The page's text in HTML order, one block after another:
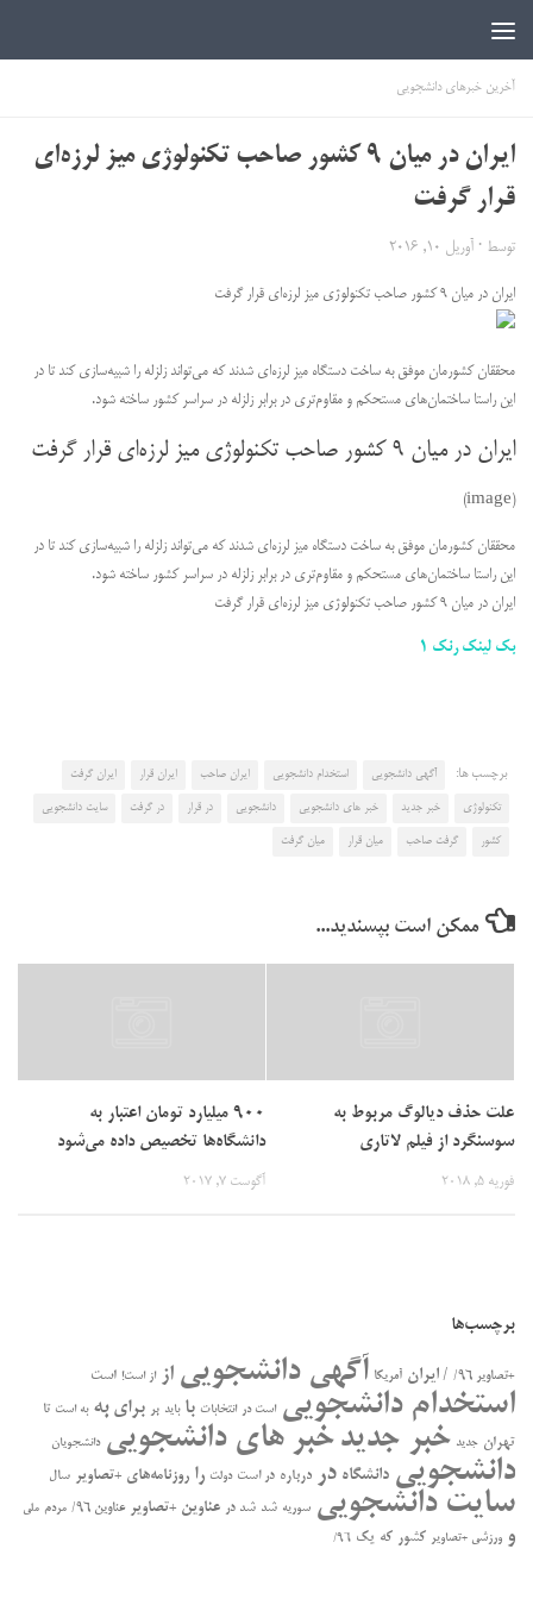
آخرین خبرهای دانشجویی
ایران در میان ۹ کشور صاحب تکنولوژی میز لرزه‌ای
قرار گرفت
توسط · آوریل 10, 2016
ایران در میان ۹ کشور صاحب تکنولوژی میز لرزه‌ای قرار گرفت
محققان کشورمان موفق به ساخت دستگاه میز لرزه‌ای شدند که می‌تواند زلزله را شبیه‌سازی کند تا در
این راستا ساختمان‌های مستحکم و مقاوم‌تری در برابر زلزله در سراسر کشور ساخته شود.
ایران در میان ۹ کشور صاحب تکنولوژی میز لرزه‌ای قرار گرفت
(image)
محققان کشورمان موفق به ساخت دستگاه میز لرزه‌ای شدند که می‌تواند زلزله را شبیه‌سازی کند تا در
این راستا ساختمان‌های مستحکم و مقاوم‌تری در برابر زلزله در سراسر کشور ساخته شود.
ایران در میان ۹ کشور صاحب تکنولوژی میز لرزه‌ای قرار گرفت
بک لینک رنک 1
برچسب ها: آگهی دانشجویی استخدام دانشجویی ایران صاحب ایران قرار ایران گرفت
تکنولوژی خبر جدید خبر های دانشجویی دانشجویی در قرار در گرفت سایت دانشجویی
کشور گرفت صاحب میان قرار میان گرفت
ممکن است بپسندید...
علت حذف دیالوگ مربوط به
سوسنگرد از فیلم لاتاری
فوریه 5, 2018
۹۰۰ میلیارد تومان اعتبار به
دانشگاه‌ها تخصیص داده می‌شود
آگوست 7, 2017
برچسب‌ها
+تصاویر ۹۶/ / ایران آمریکا آگهی دانشجویی از از است! است
استخدام دانشجویی است در انتخابات با باید بر برای به به است تا
تهران جدید خبر جدید خبر های دانشجویی دانشجویان
دانشجویی دانشگاه در درباره در ﺍﺳﺖ دولت را روزنامه‌های +تصاویر سال
سایت دانشجویی سوریه شد شد در عناوین +تصاویر عناوین ۹۶/ مردم ملی
و ورزشی +تصاویر کشور که یک ۹۶/